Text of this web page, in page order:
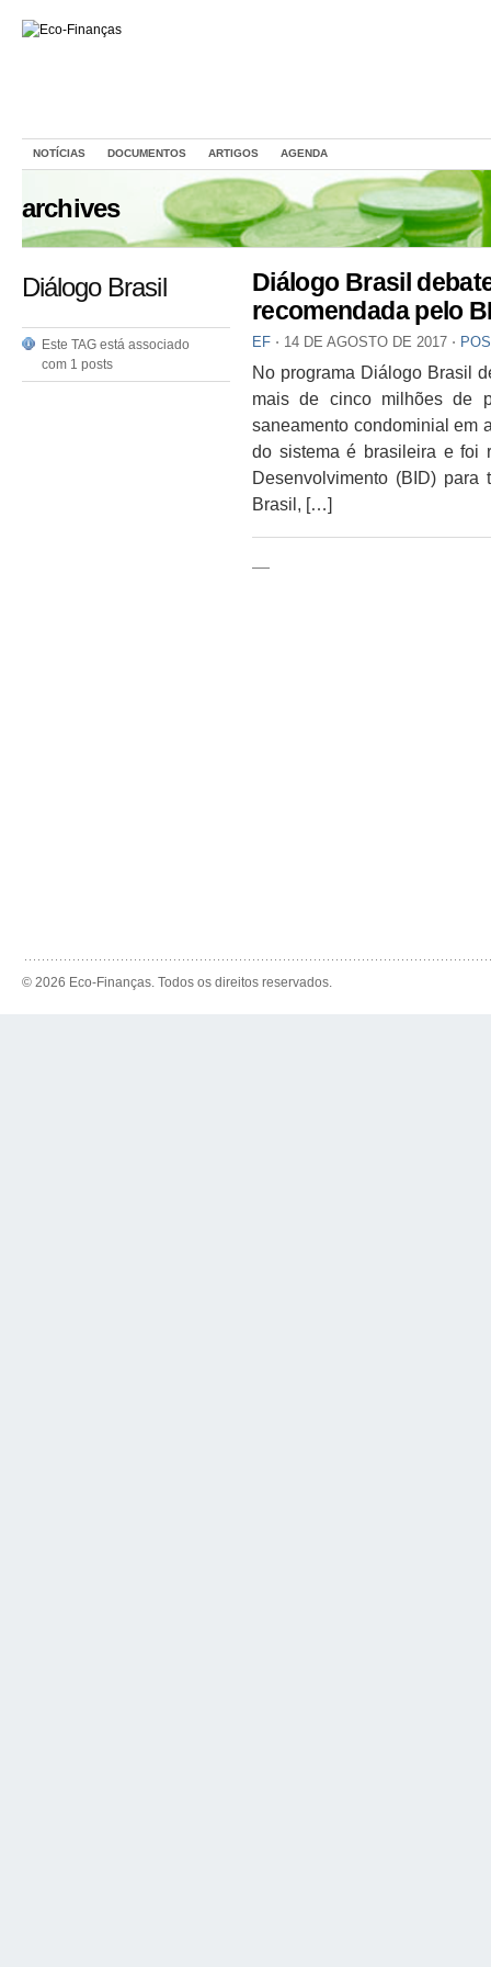
NOTÍCIAS DOCUMENTOS ARTIGOS AGENDA
archives
Diálogo Brasil
Este TAG está associado
com 1 posts
Diálogo Brasil
recomendada pelo
EF ⋅ 14 DE AGOSTO DE 2017 ⋅
No programa Diálogo Brasil
mais de cinco milhões de
saneamento condominial em
do sistema é brasileira e foi
Desenvolvimento (BID)
Brasil, […]
—
© 2026 Eco-Finanças. Todos os direitos reservados.